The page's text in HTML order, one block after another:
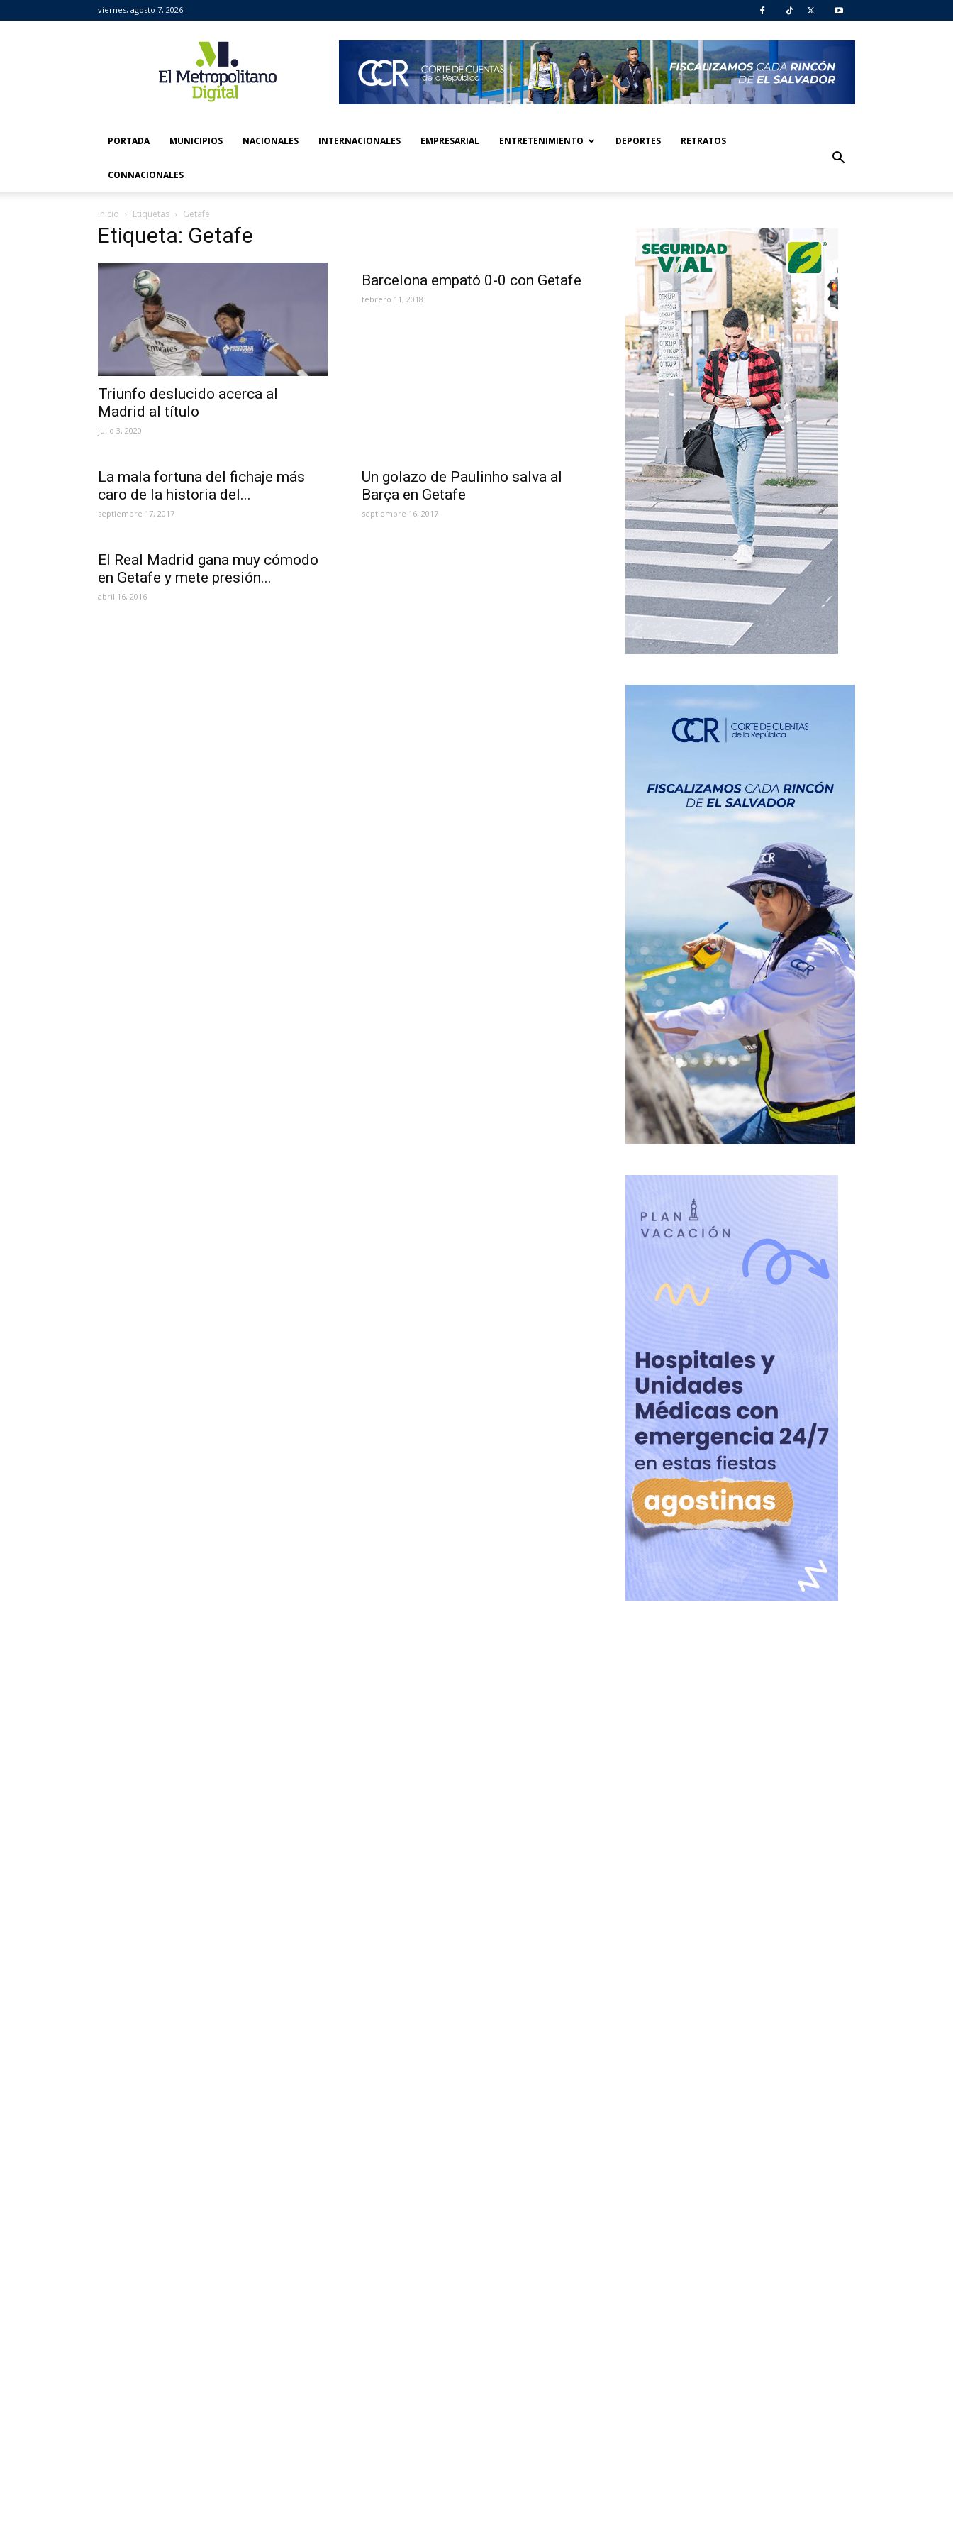
viernes, agosto 7, 2026
Metropolitano
Digital
PORTADA MUNICIPIOS NACIONALES INTERNACIONALES EMPRESARIAL ENTRETENIMIENTO DEPORTES RETRATOS
CONNACIONALES
Inicio Etiquetas Getafe
Etiqueta: Getafe
Triunfo deslucido acerca al
Madrid al título
julio 3, 2020
Barcelona empató 0-0 con Getafe
febrero 11, 2018
La mala fortuna del fichaje más
caro de la historia del...
septiembre 17, 2017
Un golazo de Paulinho salva al
Barça en Getafe
septiembre 16, 2017
El Real Madrid gana muy cómodo
en Getafe y mete presión...
abril 16, 2016